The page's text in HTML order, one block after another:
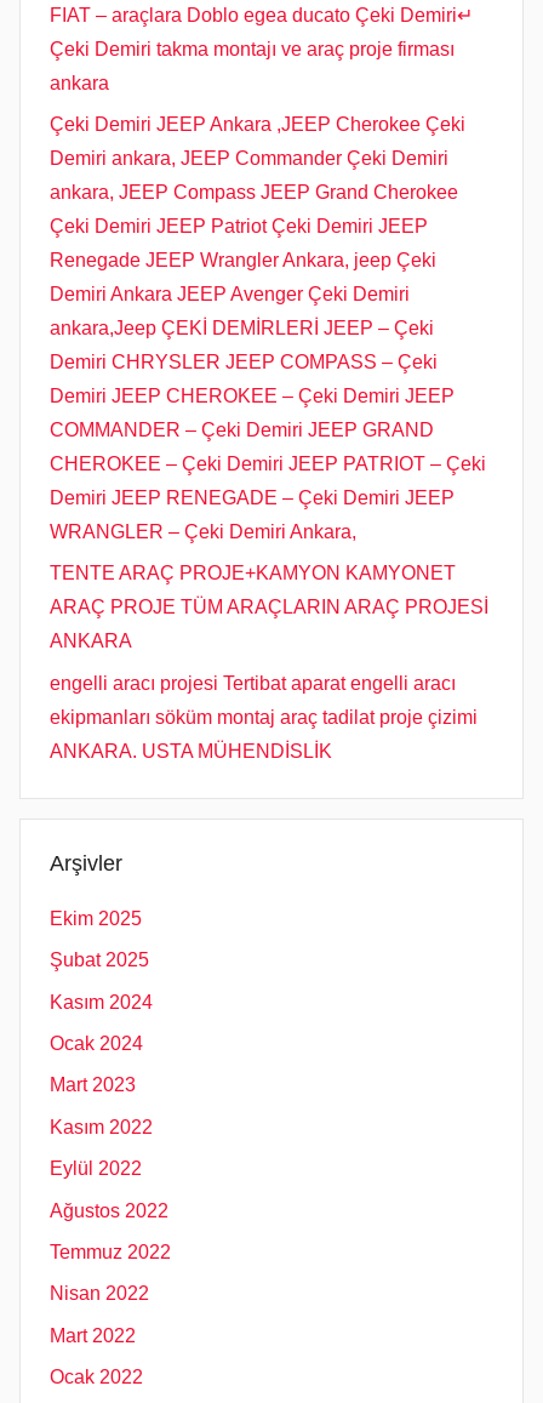
FIAT – araçlara Doblo egea ducato Çeki Demiri↵
Çeki Demiri takma montajı ve araç proje firması
ankara
Çeki Demiri JEEP Ankara ,JEEP Cherokee Çeki
Demiri ankara, JEEP Commander Çeki Demiri
ankara, JEEP Compass JEEP Grand Cherokee
Çeki Demiri JEEP Patriot Çeki Demiri JEEP
Renegade JEEP Wrangler Ankara, jeep Çeki
Demiri Ankara JEEP Avenger Çeki Demiri
ankara,Jeep ÇEKİ DEMİRLERİ JEEP – Çeki
Demiri CHRYSLER JEEP COMPASS – Çeki
Demiri JEEP CHEROKEE – Çeki Demiri JEEP
COMMANDER – Çeki Demiri JEEP GRAND
CHEROKEE – Çeki Demiri JEEP PATRIOT – Çeki
Demiri JEEP RENEGADE – Çeki Demiri JEEP
WRANGLER – Çeki Demiri Ankara,
TENTE ARAÇ PROJE+KAMYON KAMYONET
ARAÇ PROJE TÜM ARAÇLARIN ARAÇ PROJESİ
ANKARA
engelli aracı projesi Tertibat aparat engelli aracı
ekipmanları söküm montaj araç tadilat proje çizimi
ANKARA. USTA MÜHENDİSLİK
Arşivler
Ekim 2025
Şubat 2025
Kasım 2024
Ocak 2024
Mart 2023
Kasım 2022
Eylül 2022
Ağustos 2022
Temmuz 2022
Nisan 2022
Mart 2022
Ocak 2022